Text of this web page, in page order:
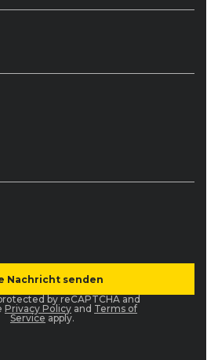
by reCAPTCHA and
Privacy Policy and Terms of
Service apply.